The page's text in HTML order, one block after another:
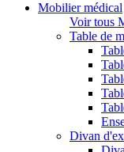
Mobilier médical
Voir tous
Table de
Divan